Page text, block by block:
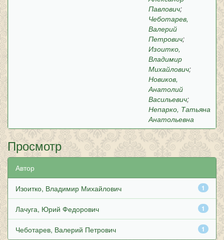
Павлович;
Чеботарев,
Валерий
Петрович;
Изоитко,
Владимир
Михайлович;
Новиков,
Анатолий
Васильевич;
Непарко, Татьяна
Анатольевна
Просмотр
Автор
1
Изоитко, Владимир Михайлович
1
Лачуга, Юрий Федорович
1
Чеботарев, Валерий Петрович